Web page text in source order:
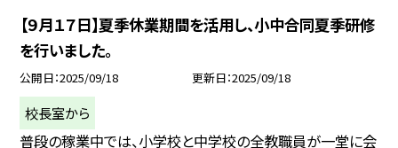
【９月１７日】夏季休業期間を活用し、小中合同夏季研修
を行いました。
公開日 2025/09/18 更新日 2025/09/18
校長室から
普段の稼業中では、小学校と中学校の全教職員が一堂に会